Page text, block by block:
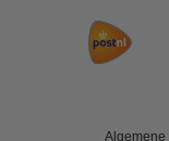
Algemene